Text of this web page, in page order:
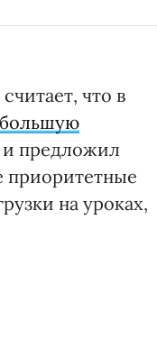
что в
и предложил
приоритетные
на уроках,